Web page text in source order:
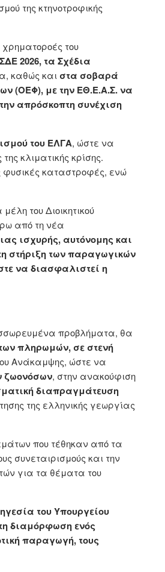
της κτηνοτροφικής
του
2026, τα Σχέδια
καθώς και στα σοβαρά
(ΟΕΦ), με την ΕΘ.Ε.Α.Σ. να
απρόσκοπτη συνέχιση
του ΕΛΓΑ, ώστε να
κλιματικής κρίσης.
φυσικές καταστροφές, ενώ
του Διοικητικού
από τη νέα
ισχυρής, αυτόνομης και
στήριξη των παραγωγικών
να διασφαλιστεί η
προβλήματα, θα
πληρωμών, σε στενή
Ανάκαμψης, ώστε να
ζωονόσων, στην ανακούφιση
διαπραγμάτευση
της ελληνικής γεωργίας
που τέθηκαν από τα
συνεταιρισμούς και την
για τα θέματα του
του Υπουργείου
διαμόρφωση ενός
παραγωγή, τους